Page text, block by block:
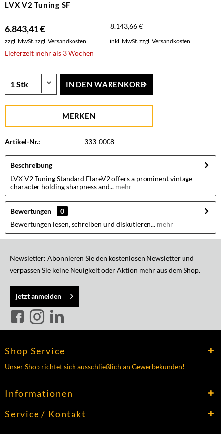
LVX V2 Tuning SF
6.843,41 € 8.143,66 €
zzgl. MwSt. zzgl. Versandkosten inkl. MwSt. zzgl. Versandkosten
Lieferzeit mehr als 3 Wochen
IN DEN WARENKORB
MERKEN
Artikel-Nr.: 333-0008
Beschreibung
LVX V2 Tuning Standard FlareV2 offers a prominent vintage
character holding sharpness and... mehr
Bewertungen
0
Bewertungen lesen, schreiben und diskutieren... mehr
Newsletter: Abonnieren Sie den kostenlosen Newsletter und
verpassen Sie keine Neuigkeit oder Aktion mehr aus dem Shop.
jetzt anmelden
Shop Service
Unser Shop richtet sich ausschließlich an Gewerbekunden!
Informationen
Service / Kontakt